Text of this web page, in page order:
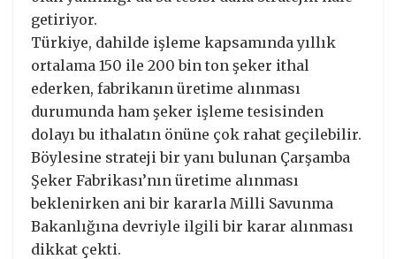
getiriyor.
Türkiye, dahilde işleme kapsamında yıllık
ortalama 150 ile 200 bin ton şeker ithal
ederken, fabrikanın üretime alınması
durumunda ham şeker işleme tesisinden
dolayı bu ithalatın önüne çok rahat geçilebilir.
Böylesine strateji bir yanı bulunan Çarşamba
Şeker Fabrikası’nın üretime alınması
beklenirken ani bir kararla Milli Savunma
Bakanlığına devriyle ilgili bir karar alınması
dikkat çekti.